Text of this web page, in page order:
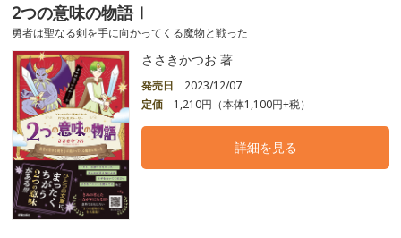
2つの意味の物語Ⅰ
勇者は聖なる剣を手に向かってくる魔物と戦った
ささきかつお 著
発売日
2023/12/07
定価
1,210円（本体1,100円+税）
詳細を見る